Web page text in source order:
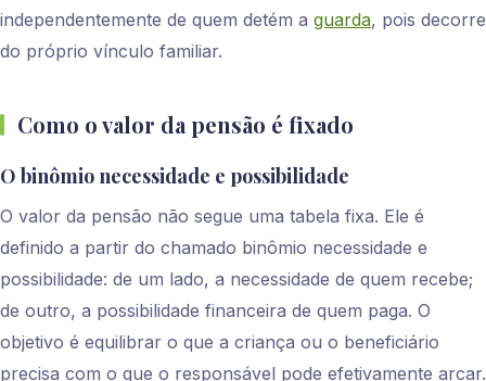
independentemente de quem detém a guarda, pois decorre
do próprio vínculo familiar.
Como o valor da pensão é fixado
O binômio necessidade e possibilidade
O valor da pensão não segue uma tabela fixa. Ele é
definido a partir do chamado binômio necessidade e
possibilidade: de um lado, a necessidade de quem recebe;
de outro, a possibilidade financeira de quem paga. O
objetivo é equilibrar o que a criança ou o beneficiário
precisa com o que o responsável pode efetivamente arcar.